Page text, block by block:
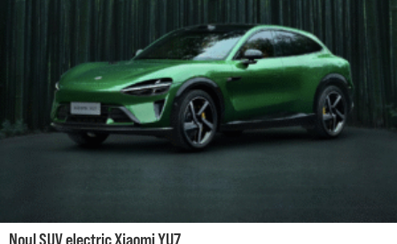
Noul SUV electric Xiaomi YU7